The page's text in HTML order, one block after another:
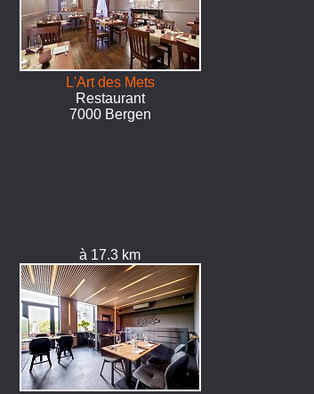
L'Art des Mets
Restaurant
7000 Bergen
à 17.3 km